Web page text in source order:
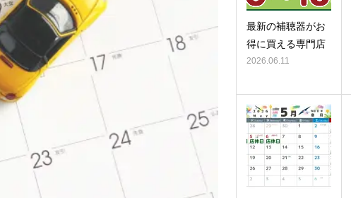
最新の補聴器がお
得に買える専門店
2026.06.11